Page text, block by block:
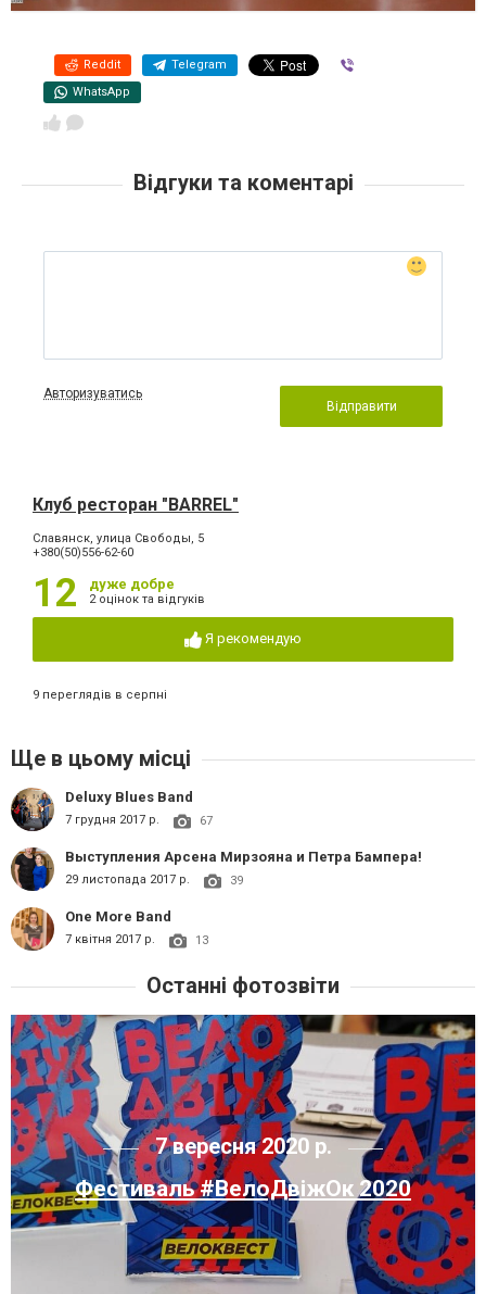
Reddit Telegram
WhatsApp
Відгуки та коментарі
Авторизуватись
Відправити
Клуб ресторан "BARREL"
Славянск, улица Свободы, 5
+380(50)556-62-60
12 дуже добре
2 оцінок та відгуків
Я рекомендую
9 переглядів в серпні
Ще в цьому місці
Deluxу Blues Band
7 грудня 2017 р. 67
Выступления Арсена Мирзояна и Петра Бампера!
29 листопада 2017 р. 39
One More Band
7 квітня 2017 р. 13
Останні фотозвіти
7 вересня 2020 р.
Фестиваль #ВелоДвіжОк 2020